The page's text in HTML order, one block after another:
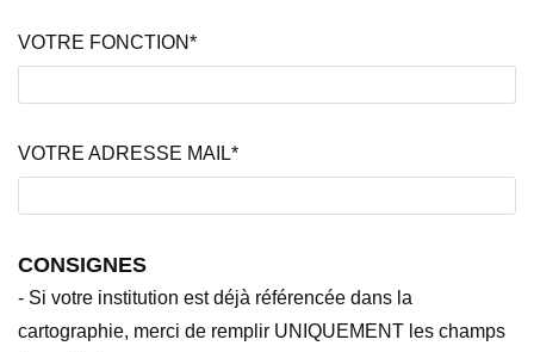
VOTRE FONCTION*
VOTRE ADRESSE MAIL*
CONSIGNES
- Si votre institution est déjà référencée dans la
cartographie, merci de remplir UNIQUEMENT les champs